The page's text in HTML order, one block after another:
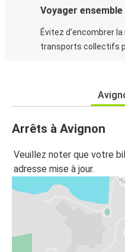
Voyager ensemble
Évitez d'encombrer
transports collectifs
Arrêts à Avignon
Veuillez noter que votre
adresse mise à jour.